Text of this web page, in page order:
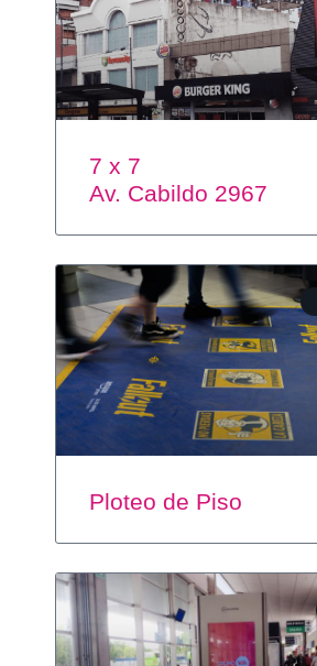
7 x 7
Av. Cabildo 2967
Ploteo de Piso